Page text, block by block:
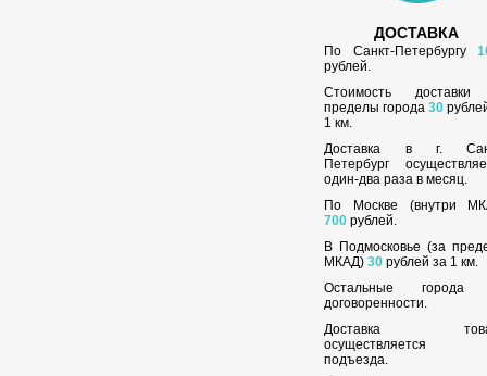
ДОСТАВКА
По Санкт-Петербургу
рублей.
Стоимость
пределы города30
1 км.
Доставка в г.
Петербург
один-два раза в месяц.
По Москве (внутри
700 рублей.
В Подмосковье (за
МКАД)30 рублей за 1 км.
Остальные города
договоренности.
Доставка
осуществляется
подъезда.